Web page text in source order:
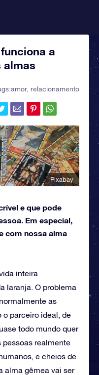
a
almas
amor, relacionamento
Pixabay
e que pode
Em especial,
com nossa alma
inteira
laranja. O problema
as
o parceiro ideal, de
todo mundo quer
realmente
e cheios de
alma gêmea vai ser